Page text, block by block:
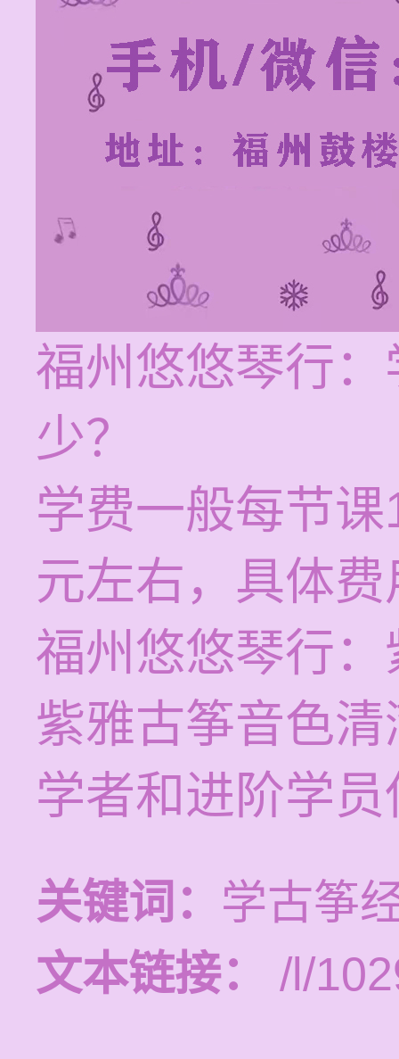
福州悠悠琴行
少？
学费一般每节
元左右，具体
福州悠悠琴行
紫雅古筝音色
学者和进阶学
关键词： 学古筝
文本链接：
/l/